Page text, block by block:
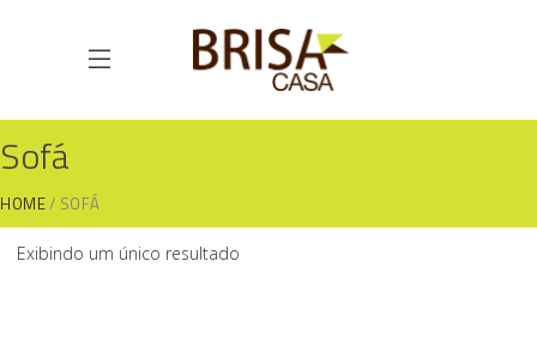
Sofá
HOME SOFÁ
Exibindo um único resultado